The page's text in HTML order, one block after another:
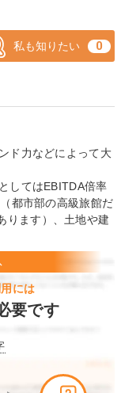
私も知りたい
ド力などによって大
してはEBITDA倍率
都市部の高級旅館だ
ります）、土地や建
には
要です